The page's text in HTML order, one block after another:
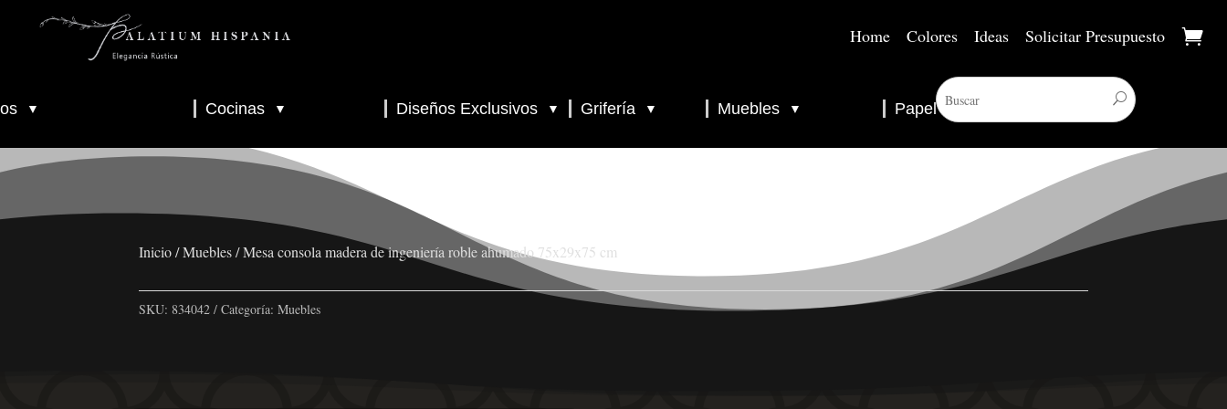
Home Colores Ideas Solicitar Presupuesto
▼
▼
Cocinas ▼ Diseños Exclusivos ▼ Grifería ▼ Muebles ▼ Papel Pintado
Inicio/Muebles/ Mesa consola madera de ingeniería roble ahumado 75x29x75 cm
SKU: 834042 Categoría: Muebles